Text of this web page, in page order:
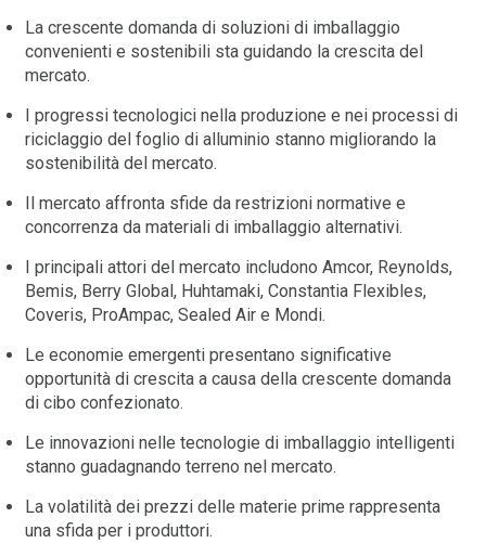
La crescente domanda di soluzioni di imballaggio
convenienti e sostenibili sta guidando la crescita del
mercato.
I progressi tecnologici nella produzione e nei processi di
riciclaggio del foglio di alluminio stanno migliorando la
sostenibilità del mercato.
Il mercato affronta sfide da restrizioni normative e
concorrenza da materiali di imballaggio alternativi.
I principali attori del mercato includono Amcor, Reynolds,
Bemis, Berry Global, Huhtamaki, Constantia Flexibles,
Coveris, ProAmpac, Sealed Air e Mondi.
Le economie emergenti presentano significative
opportunità di crescita a causa della crescente domanda
di cibo confezionato.
Le innovazioni nelle tecnologie di imballaggio intelligenti
stanno guadagnando terreno nel mercato.
La volatilità dei prezzi delle materie prime rappresenta
una sfida per i produttori.